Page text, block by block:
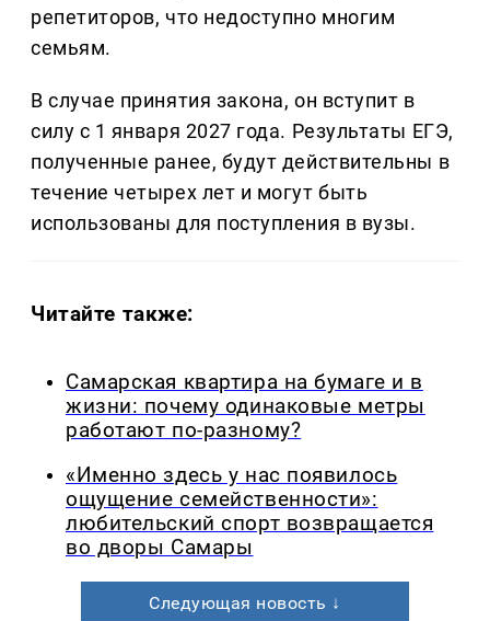
репетиторов, что недоступно многим
семьям.
В случае принятия закона, он вступит в
силу с 1 января 2027 года. Результаты ЕГЭ,
полученные ранее, будут действительны в
течение четырех лет и могут быть
использованы для поступления в вузы.
Читайте также:
Самарская квартира на бумаге и в
жизни: почему одинаковые метры
работают по-разному?
«Именно здесь у нас появилось
ощущение семейственности»:
любительский спорт возвращается
во дворы Самары
Следующая новость ↓